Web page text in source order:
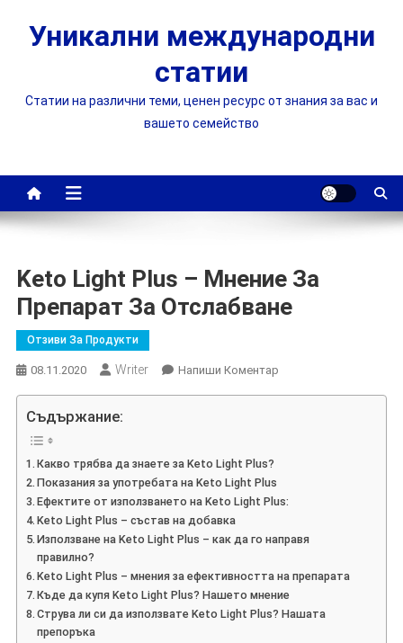
Уникални международни
статии
Статии на различни теми, ценен ресурс от знания за вас и
вашето семейство
Keto Light Plus – Мнение За
Препарат За Отслабване
Отзиви За Продукти
08.11.2020 Writer Напиши КоментарOn
За
Съдържание:
Какво трябва да знаете за Keto Light Plus?
Показания за употребата на Keto Light Plus
Ефектите от използването на Keto Light Plus:
Keto Light Plus – състав на добавка
Използване на Keto Light Plus – как да го направя
правилно?
Keto Light Plus – мнения за ефективността на препарата
Къде да купя Keto Light Plus? Нашето мнение
Струва ли си да използвате Keto Light Plus? Нашата
препоръка